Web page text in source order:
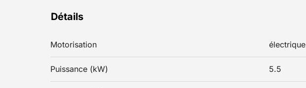
Détails
Motorisation électrique
Puissance (kW) 5.5